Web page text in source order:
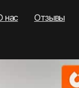
Отзывы